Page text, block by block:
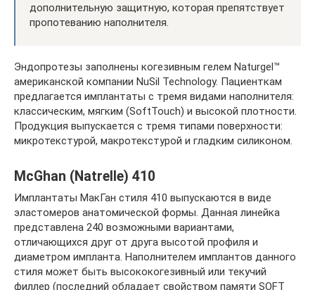
дополнительную защитную, которая препятствует
пропотеванию наполнителя.
Эндопротезы заполнены когезивным гелем Naturgel™
американской компании NuSil Technology. Пациенткам
предлагается имплантаты с тремя видами наполнителя:
классическим, мягким (SoftTouch) и высокой плотности.
Продукция выпускается с тремя типами поверхности:
микротекстурой, макротекстурой и гладким силиконом.
McGhan (Natrelle) 410
Имплантаты МакГан стиля 410 выпускаются в виде
эластомеров анатомической формы. Данная линейка
представлена 240 возможными вариантами,
отличающихся друг от друга высотой профиля и
диаметром импланта. Наполнителем имплантов данного
стиля может быть высококогезивный или текучий
филлер (последний обладает свойством памяти SOFT